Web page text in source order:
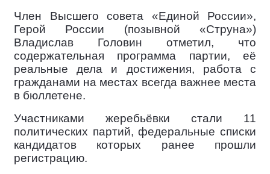
Член Высшего совета «Единой России»,
Герой России (позывной «Струна»)
Владислав Головин отметил, что
содержательная программа партии, её
реальные дела и достижения, работа с
гражданами на местах всегда важнее места
в бюллетене.
Участниками жеребьёвки стали 11
политических партий, федеральные списки
кандидатов которых ранее прошли
регистрацию.